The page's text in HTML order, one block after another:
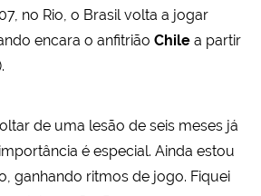
no Rio, o Brasil volta a jogar
encara o anfitrião Chile a partir
de uma lesão de seis meses já
é especial. Ainda estou
ganhando ritmos de jogo. Fiquei